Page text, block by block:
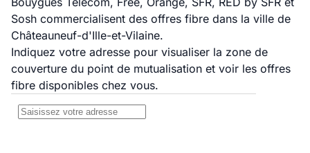
Sosh commercialisent des offres fibre dans la ville de
Châteauneuf-d'Ille-et-Vilaine.
Indiquez votre adresse pour visualiser la zone de
couverture du point de mutualisation et voir les offres
fibre disponibles chez vous.